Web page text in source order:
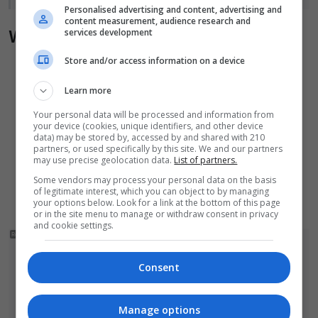
Wiadomości pokrewne
Kolizja na autostradzie A4. Dostawczak
zderzył się z samochodem osobowym
Policja wyróżniła strażaków z Warty
Bolesławieckiej. To efekt nocnej akcji, która
zakończyła się sukcesem
Jechał skradzionym BMW z Niemiec. To był
dopiero początek problemów 33-latka
Personalised advertising and content, advertising and
content measurement, audience research and
services development
Store and/or access information on a device
Learn more
Your personal data will be processed and information from
your device (cookies, unique identifiers, and other device
data) may be stored by, accessed by and shared with 210
partners, or used specifically by this site. We and our partners
may use precise geolocation data. List of partners.
Some vendors may process your personal data on the basis
of legitimate interest, which you can object to by managing
your options below. Look for a link at the bottom of this page
or in the site menu to manage or withdraw consent in privacy
and cookie settings.
Consent
Manage options